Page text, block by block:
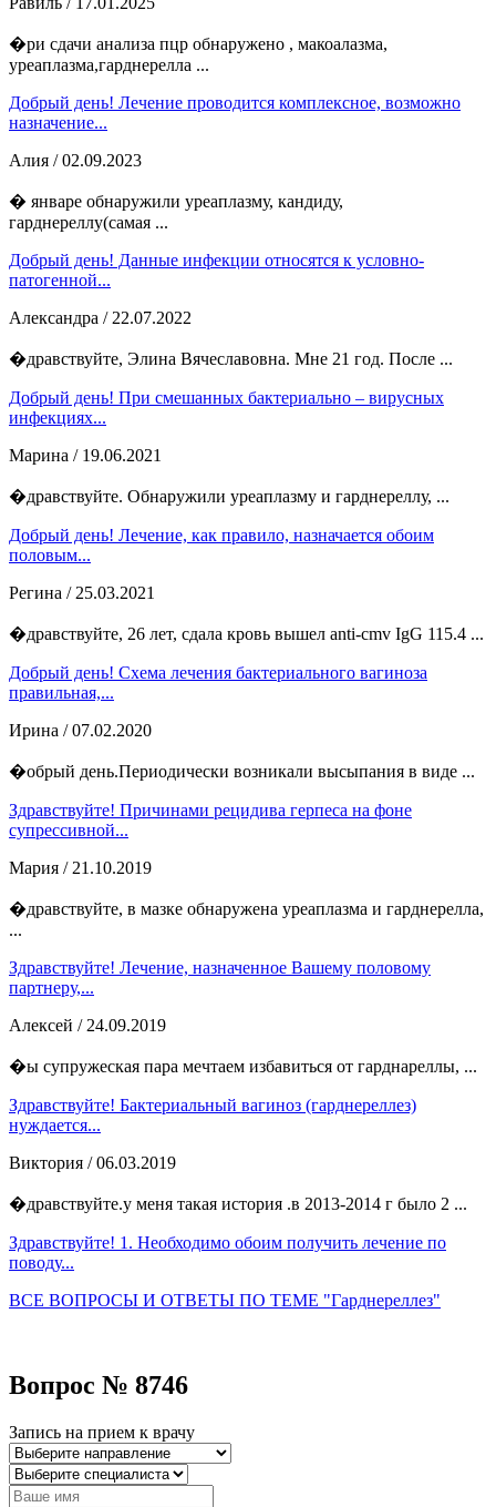
�ри сдачи анализа пцр обнаружено , макоалазма,
уреаплазма,гарднерелла ...
Добрый день! Лечение проводится комплексное, возможно
назначение...
Алия / 02.09.2023
� январе обнаружили уреаплазму, кандиду,
гарднереллу(самая ...
Добрый день! Данные инфекции относятся к условно-
патогенной...
Александра / 22.07.2022
�дравствуйте, Элина Вячеславовна. Мне 21 год. После ...
Добрый день! При смешанных бактериально – вирусных
инфекциях...
Марина / 19.06.2021
�дравствуйте. Обнаружили уреаплазму и гарднереллу, ...
Добрый день! Лечение, как правило, назначается обоим
половым...
Регина / 25.03.2021
�дравствуйте, 26 лет, сдала кровь вышел anti-cmv IgG 115.4 ...
Добрый день! Схема лечения бактериального вагиноза
правильная,...
Ирина / 07.02.2020
�обрый день.Периодически возникали высыпания в виде ...
Здравствуйте! Причинами рецидива герпеса на фоне
супрессивной...
Мария / 21.10.2019
�дравствуйте, в мазке обнаружена уреаплазма и гарднерелла,
...
Здравствуйте! Лечение, назначенное Вашему половому
партнеру,...
Алексей / 24.09.2019
�ы супружеская пара мечтаем избавиться от гарднареллы, ...
Здравствуйте! Бактериальный вагиноз (гарднереллез)
нуждается...
Виктория / 06.03.2019
�дравствуйте.у меня такая история .в 2013-2014 г было 2 ...
Здравствуйте! 1. Необходимо обоим получить лечение по
поводу...
ВСЕ ВОПРОСЫ И ОТВЕТЫ ПО ТЕМЕ "Гарднереллез"
Вопрос № 8746
Запись на прием к врачу